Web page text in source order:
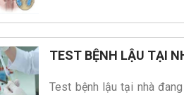
TEST BỆNH LẬU TẠI
Test bệnh lậu tại nhà